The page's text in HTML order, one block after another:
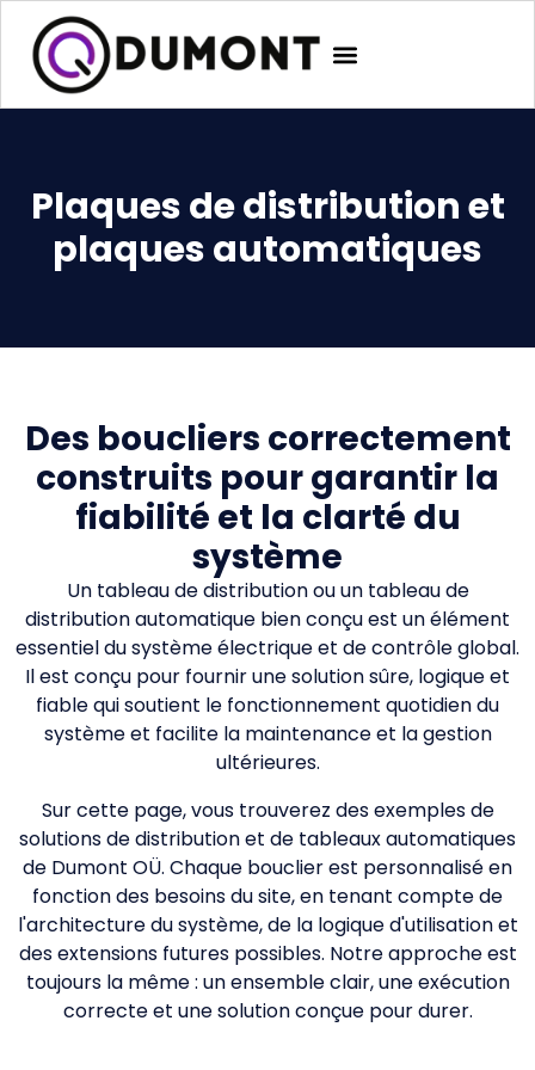
Plaques de distribution et
plaques automatiques
Des boucliers correctement
construits pour garantir la
fiabilité et la clarté du
système
Un tableau de distribution ou un tableau de
distribution automatique bien conçu est un élément
essentiel du système électrique et de contrôle global.
Il est conçu pour fournir une solution sûre, logique et
fiable qui soutient le fonctionnement quotidien du
système et facilite la maintenance et la gestion
ultérieures.
Sur cette page, vous trouverez des exemples de
solutions de distribution et de tableaux automatiques
de Dumont OÜ. Chaque bouclier est personnalisé en
fonction des besoins du site, en tenant compte de
l'architecture du système, de la logique d'utilisation et
des extensions futures possibles. Notre approche est
toujours la même : un ensemble clair, une exécution
correcte et une solution conçue pour durer.